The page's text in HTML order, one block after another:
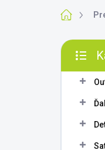
Domov
B
č